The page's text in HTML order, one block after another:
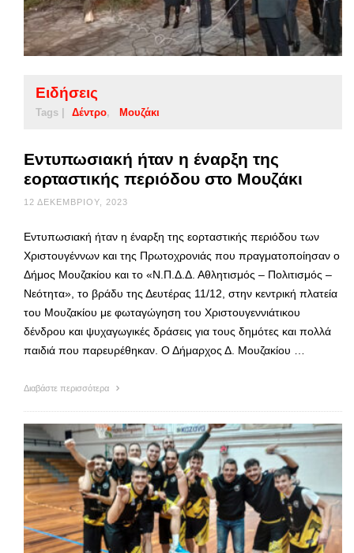
Ειδήσεις
Tags | Δέντρο Μουζάκι
Εντυπωσιακή ήταν η έναρξη της
εορταστικής περιόδου στο Μουζάκι
12 ΔΕΚΕΜΒΡΊΟΥ, 2023
Εντυπωσιακή ήταν η έναρξη της εορταστικής περιόδου των
Χριστουγέννων και της Πρωτοχρονιάς που πραγματοποίησαν ο
Δήμος Μουζακίου και το «Ν.Π.Δ.Δ. Αθλητισμός – Πολιτισμός –
Νεότητα», το βράδυ της Δευτέρας 11/12, στην κεντρική πλατεία
του Μουζακίου με φωταγώγηση του Χριστουγεννιάτικου
δένδρου και ψυχαγωγικές δράσεις για τους δημότες και πολλά
παιδιά που παρευρέθηκαν. Ο Δήμαρχος Δ. Μουζακίου …
Διαβάστε περισσότερα